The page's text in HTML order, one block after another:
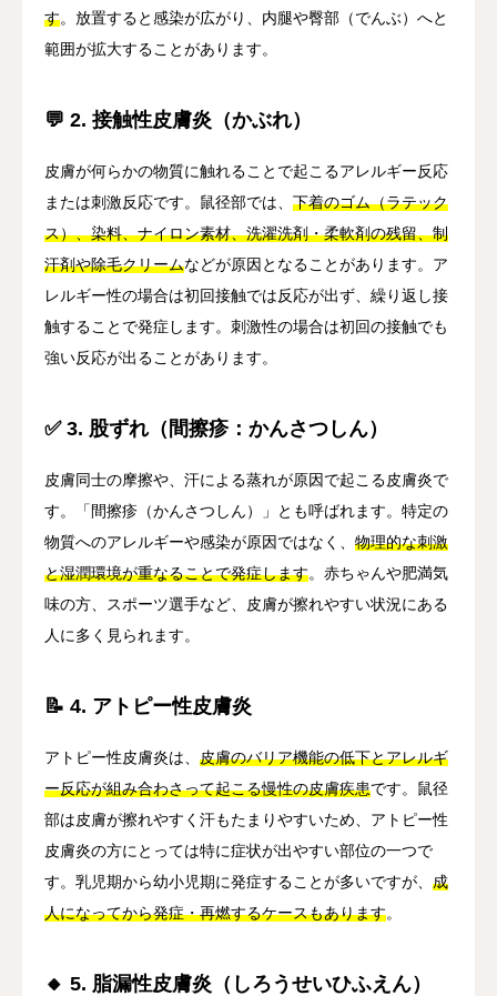
す。放置すると感染が広がり、内腿や臀部（でんぶ）へと
範囲が拡大することがあります。
💬 2. 接触性皮膚炎（かぶれ）
皮膚が何らかの物質に触れることで起こるアレルギー反応
または刺激反応です。鼠径部では、 下着のゴム（ラテック
ス）、染料、ナイロン素材、洗濯洗剤・柔軟剤の残留、制
汗剤や除毛クリームなどが原因となることがあります。ア
レルギー性の場合は初回接触では反応が出ず、繰り返し接
触することで発症します。刺激性の場合は初回の接触でも
強い反応が出ることがあります。
✅ 3. 股ずれ（間擦疹：かんさつしん）
皮膚同士の摩擦や、汗による蒸れが原因で起こる皮膚炎で
す。「間擦疹（かんさつしん）」とも呼ばれます。特定の
物質へのアレルギーや感染が原因ではなく、 物理的な刺激
と湿潤環境が重なることで発症します。赤ちゃんや肥満気
味の方、スポーツ選手など、皮膚が擦れやすい状況にある
人に多く見られます。
📝 4. アトピー性皮膚炎
アトピー性皮膚炎は、 皮膚のバリア機能の低下とアレルギ
ー反応が組み合わさって起こる慢性の皮膚疾患です。鼠径
部は皮膚が擦れやすく汗もたまりやすいため、アトピー性
皮膚炎の方にとっては特に症状が出やすい部位の一つで
す。乳児期から幼小児期に発症することが多いですが、 成
人になってから発症・再燃するケースもあります。
🔸 5. 脂漏性皮膚炎（しろうせいひふえん）